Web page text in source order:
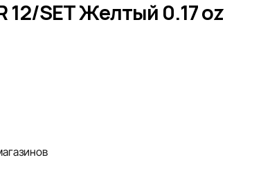
12/SET Желтый 0.17 oz